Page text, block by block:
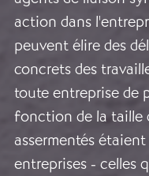
action dans
peuvent élire des
concrets des
toute entreprise de
fonction de la taille
assermentés
entreprises - celles